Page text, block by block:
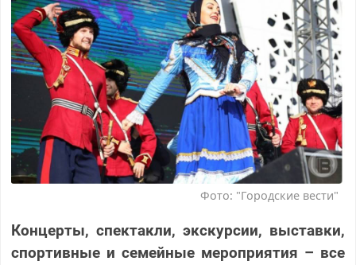
Фото: "Городские вести"
Концерты, спектакли, экскурсии, выставки,
спортивные и семейные мероприятия – все